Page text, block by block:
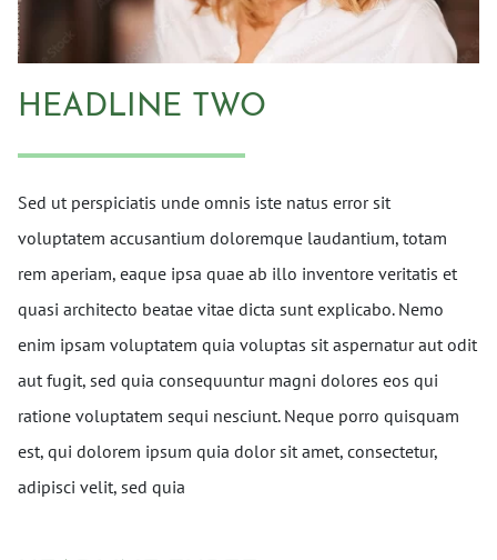
HEADLINE TWO
Sed ut perspiciatis unde omnis iste natus error sit
voluptatem accusantium doloremque laudantium, totam
rem aperiam, eaque ipsa quae ab illo inventore veritatis et
quasi architecto beatae vitae dicta sunt explicabo. Nemo
enim ipsam voluptatem quia voluptas sit aspernatur aut odit
aut fugit, sed quia consequuntur magni dolores eos qui
ratione voluptatem sequi nesciunt. Neque porro quisquam
est, qui dolorem ipsum quia dolor sit amet, consectetur,
adipisci velit, sed quia